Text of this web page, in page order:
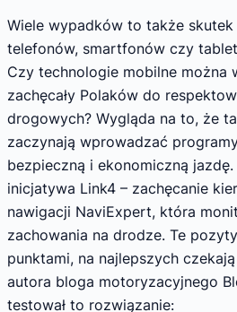
Wiele wypadków to także
telefonów, smartfonów czy
Czy technologie mobilne można
zachęcały Polaków do
drogowych? Wygląda na to, że
zaczynają wprowadzać
bezpieczną i ekonomiczną
inicjatywa Link4 – zachęcanie
nawigacji NaviExpert, która
zachowania na drodze. Te
punktami, na najlepszych
autora bloga motoryzacyjnego
testował to rozwiązanie: